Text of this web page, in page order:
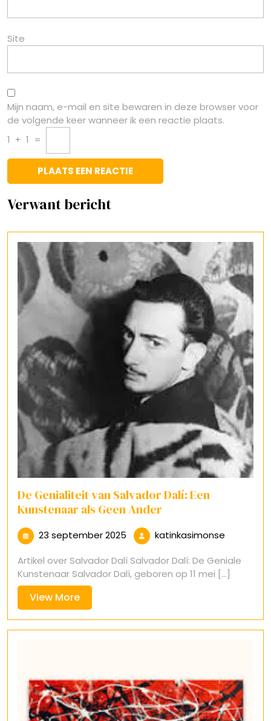
Site
Mijn naam, e-mail en site bewaren in deze browser voor
de volgende keer wanneer ik een reactie plaats.
1 + 1 =
Verwant bericht
De Genialiteit van Salvador Dalí: Een
Kunstenaar als Geen Ander
23 september 2025 23
september
2025
katinkasimonse
Artikel over Salvador Dalí Salvador Dalí: De Geniale
Kunstenaar Salvador Dalí, geboren op 11 mei [...]
View MoreView
More